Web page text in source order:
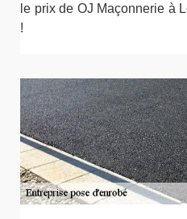
le prix de OJ Maçonnerie à
!